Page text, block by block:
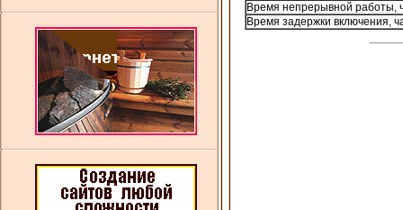
Время непрерывной работы,
Время задержки включения,